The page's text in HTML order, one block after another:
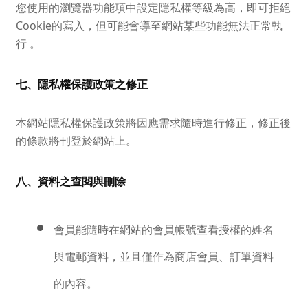
您使用的瀏覽器功能項中設定隱私權等級為高，即可拒絕
Cookie的寫入，但可能會導至網站某些功能無法正常執
行 。
七、隱私權保護政策之修正
本網站隱私權保護政策將因應需求隨時進行修正，修正後
的條款將刊登於網站上。
八、資料之查閱與刪除
會員能隨時在網站的會員帳號查看授權的姓名
與電郵資料，並且僅作為商店會員、訂單資料
的內容。